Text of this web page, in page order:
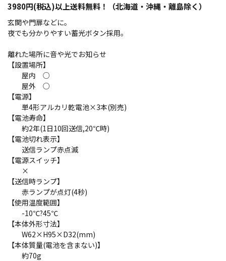
3980円(税込)以上送料無料！（北海道・沖縄・離島除く）
玄関や門扉などに。
夜でも分かりやすい蓄光ボタン採用。
離れた場所に音や光でお知らせ
【設置場所】
屋内 ○
屋外 ○
【電源】
単4形アルカリ乾電池×3本(別売)
【電池寿命】
約2年(1日10回送信,20℃時)
【電池切れ表示】
送信ランプ赤点滅
【電源スイッチ】
×
【送信時ランプ】
赤ランプが点灯(4秒)
【使用温度範囲】
-10℃?45℃
【本体外形寸法】
W62×H95×D32(mm)
【本体質量(電池を含まない)】
約70g